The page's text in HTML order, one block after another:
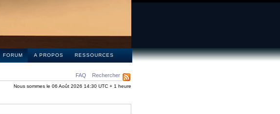
FORUM A PROPOS RESSOURCES
FAQ Rechercher
Nous sommes le 06 Août 2026 14:30 UTC + 1 heure